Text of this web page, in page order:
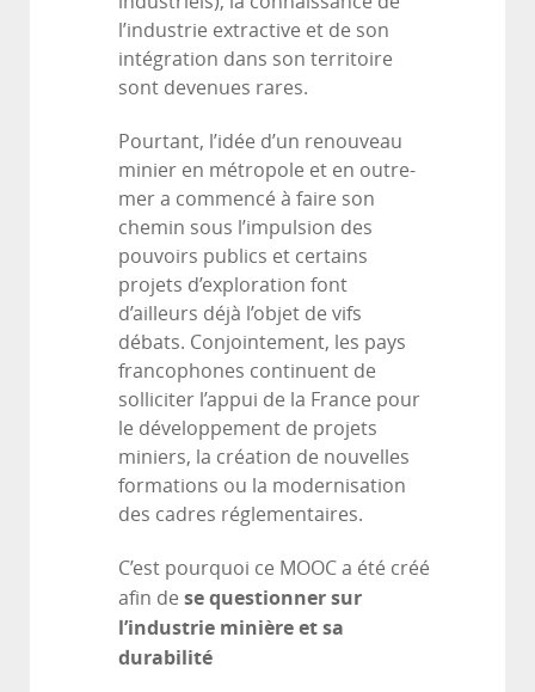
l’industrie extractive et de son
intégration dans son territoire
sont devenues rares.
Pourtant, l’idée d’un renouveau
minier en métropole et en outre-
mer a commencé à faire son
chemin sous l’impulsion des
pouvoirs publics et certains
projets d’exploration font
d’ailleurs déjà l’objet de vifs
débats. Conjointement, les pays
francophones continuent de
solliciter l’appui de la France pour
le développement de projets
miniers, la création de nouvelles
formations ou la modernisation
des cadres réglementaires.
C’est pourquoi ce MOOC a été créé
afin de se questionner sur
l’industrie minière et sa
durabilité